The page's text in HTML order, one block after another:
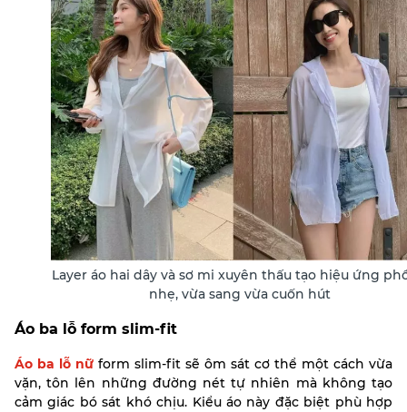
Layer áo hai dây và sơ mi xuyên thấu tạo hiệu ứng
nhẹ, vừa sang vừa cuốn hút
Áo ba lỗ form slim-fit
Áo ba lỗ nữ form slim-fit sẽ ôm sát cơ thể một cách vừa
vặn, tôn lên những đường nét tự nhiên mà không tạo
cảm giác bó sát khó chịu. Kiểu áo này đặc biệt phù hợp